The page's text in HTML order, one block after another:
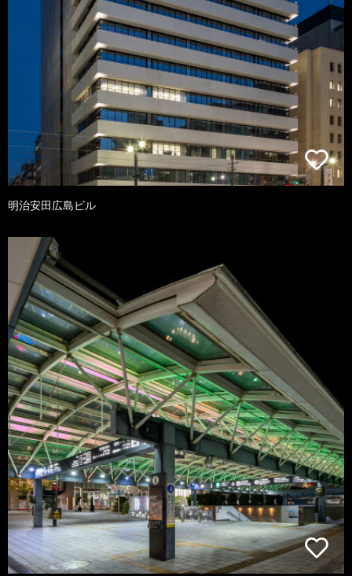
明治安田広島ビル